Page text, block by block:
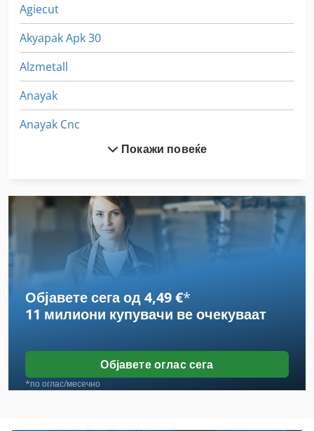
Agiecut
Akyapak Apk 30
Alzmetall
Anayak
Anayak Cnc
Baykal
Baykal Aphs
Baykal Hgl
Bulmak
Dako Gedore
Покажи повеќе
Објавете сега од 4,49 €*
11 милиони купувачи ве очекуваат
Објавете оглас сега
*по оглас/месечно